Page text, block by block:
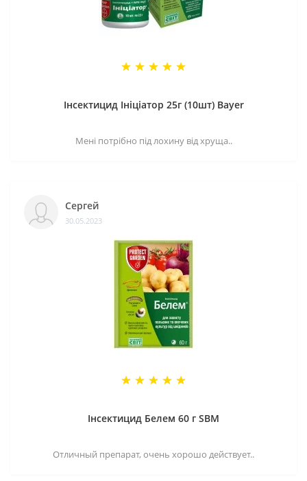
Інсектицид Ініціатор 25г (10шт) Bayer
Мені потрібно під лохину від хруща..
Сергей
30.05.2023
Інсектицид Белем 60 г SBM
Отличный препарат, очень хорошо действует..